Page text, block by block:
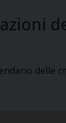
delle